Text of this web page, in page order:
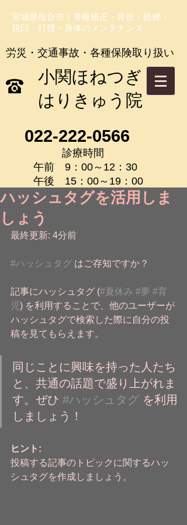
宮城県仙台市｜脊椎矯正・骨折・捻挫・
脱臼・打撲・身体のメンテナンス
労災・交通事故・各種保険取り扱い
​小関ほねつぎ
はりきゅう院
022-222-0566
診療時間
午前 9：00～12：30
午後 15：00～19：00
ハッシュタグを活用しま
しょう
最終更新: 4分前
#ハッシュタグ はご存知ですか？
記事にハッシュタグ (#夏休み #夢 #育
児) を利用することで、他のユーザーが
ハッシュタグで検索した際に自分の投
稿を見てもらえます。
同じことに興味を持った人たち
と、共通の話題で盛り上がれま
す。ぜひ #ハッシュタグ を利用
しましょう！
ヒント:
投稿する記事のトピックに関するハッ
シュタグを作成しましょう。